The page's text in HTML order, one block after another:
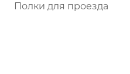
Полки для проезда